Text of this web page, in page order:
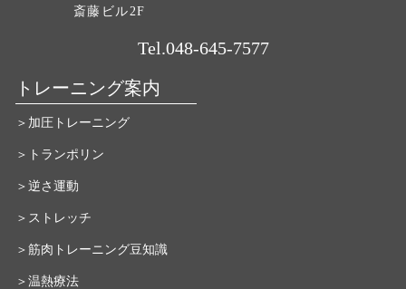
斎藤ビル2F
Tel.048-645-7577
トレーニング案内
＞加圧トレーニング
＞トランポリン
＞逆さ運動
＞ストレッチ
＞筋肉トレーニング豆知識
＞温熱療法